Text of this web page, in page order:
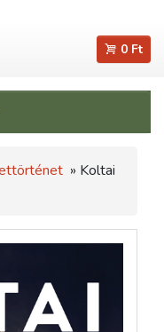
0 Ft
» Koltai